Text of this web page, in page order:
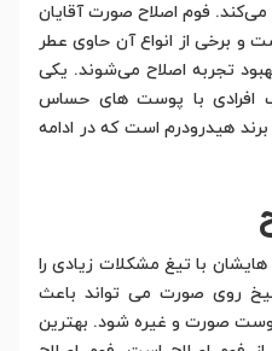
می‌کند. فوم اصلاح صورت آقایان
و برخی از انواع آن حاوی عطر
تجربه اصلاح می‌شوند. یکی
افرادی با پوست های حساس
هیدرودرم است که در ادامه
با تیغ مشکلات زیادی را
روی صورت می تواند باعث
صورت و غیره شود. بهترین